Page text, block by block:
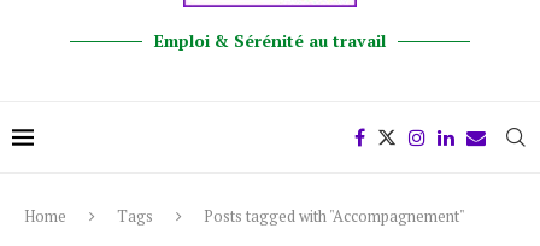
Emploi & Sérénité au travail
Home Tags Posts tagged with "Accompagnement"